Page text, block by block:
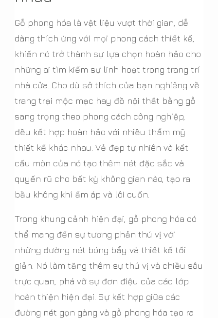
Gỗ phong hóa là vật liệu vượt thời gian, dễ
dàng thích ứng với mọi phong cách thiết kế,
khiến nó trở thành sự lựa chọn hoàn hảo cho
những ai tìm kiếm sự linh hoạt trong trang trí
nhà cửa. Cho dù sở thích của bạn nghiêng về
trang trại mộc mạc hay đồ nội thất bằng gỗ
sang trọng theo phong cách công nghiệp,
đều kết hợp hoàn hảo với nhiều thẩm mỹ
thiết kế khác nhau. Vẻ đẹp tự nhiên và kết
cấu mòn của nó tạo thêm nét đặc sắc và
quyến rũ cho bất kỳ không gian nào, tạo ra
bầu không khí ấm áp và lôi cuốn.
Trong khung cảnh hiện đại, gỗ phong hóa có
thể mang đến sự tương phản thú vị với
những đường nét bóng bẩy và thiết kế tối
giản. Nó làm tăng thêm sự thú vị và chiều sâu
trực quan, phá vỡ sự đơn điệu của các lớp
hoàn thiện hiện đại. Sự kết hợp giữa các
đường nét gọn gàng và gỗ phong hóa tạo ra